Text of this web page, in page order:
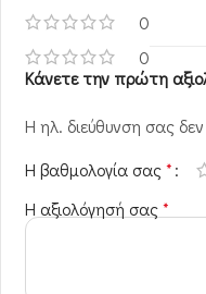
0
0
Κάνετε την πρώτη
Η ηλ. διεύθυνση σας δεν
Η βαθμολογία σας*
Η αξιολόγησή σας*